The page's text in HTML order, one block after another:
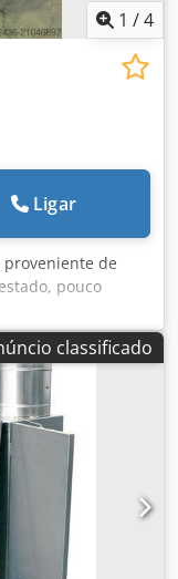
1 /4
Ligar
proveniente de
pouco
Ano de fabrico
de ar limpo / vácuo
de tipo Motor de
1572 Pa
de 50 cm
Sensor de
EUR
Peso aprox. 120
carregado
real
classificado